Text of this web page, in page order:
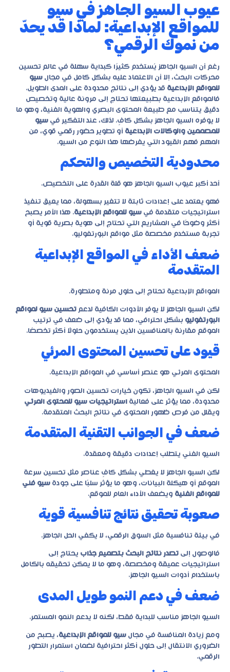
عيوب السيو الجاهز في سيو
للمواقع الإبداعية: لماذا قد يحدّ
من نموك الرقمي؟
رغم أن السيو الجاهز يُستخدم كثيرًا كبداية سهلة في عالم تحسين
محركات البحث، إلا أن الاعتماد عليه بشكل كامل في مجال سيو
للمواقع الإبداعية قد يؤدي إلى نتائج محدودة على المدى الطويل.
فالمواقع الإبداعية بطبيعتها تحتاج إلى مرونة عالية وتخصيص
دقيق يتناسب مع طبيعة المحتوى البصري والهوية الفنية، وهو ما
لا يوفره السيو الجاهز بشكل كافٍ. لذلك، عند التفكير في سيو
للمصممين والوكالات الإبداعية أو تطوير حضور رقمي قوي، من
المهم فهم القيود التي يفرضها هذا النوع من السيو.
محدودية التخصيص والتحكم
أحد أكبر عيوب السيو الجاهز هو قلة القدرة على التخصيص.
فهو يعتمد على إعدادات ثابتة لا تتغير بسهولة، مما يعيق تنفيذ
استراتيجيات متقدمة في سيو للمواقع الإبداعية. هذا الأمر يصبح
أكثر وضوحًا في المشاريع التي تحتاج إلى هوية بصرية قوية أو
تجربة مستخدم مخصصة مثل مواقع البورتفوليو.
ضعف الأداء في المواقع الإبداعية
المتقدمة
المواقع الإبداعية تحتاج إلى حلول مرنة ومتطورة.
لكن السيو الجاهز لا يوفر الأدوات الكافية لدعم تحسين سيو لمواقع
البورتفوليو بشكل احترافي، مما قد يؤدي إلى ضعف في ترتيب
الموقع مقارنة بالمنافسين الذين يستخدمون حلولًا أكثر تخصصًا.
قيود على تحسين المحتوى المرئي
المحتوى المرئي هو عنصر أساسي في المواقع الإبداعية.
لكن في السيو الجاهز، تكون خيارات تحسين الصور والفيديوهات
محدودة، مما يؤثر على فعالية استراتيجيات سيو للمحتوى المرئي
ويقلل من فرص ظهور المحتوى في نتائج البحث المتقدمة.
ضعف في الجوانب التقنية المتقدمة
السيو الفني يتطلب إعدادات دقيقة ومعقدة.
لكن السيو الجاهز لا يغطي بشكل كافٍ عناصر مثل تحسين سرعة
الموقع أو هيكلة البيانات، وهو ما يؤثر سلبًا على جودة سيو فني
للمواقع الفنية ويضعف الأداء العام للموقع.
صعوبة تحقيق نتائج تنافسية قوية
في بيئة تنافسية مثل السوق الرقمي، لا يكفي الحل الجاهز.
فالوصول إلى تصدر نتائج البحث بتصميم جذاب يحتاج إلى
استراتيجيات عميقة ومخصصة، وهو ما لا يمكن تحقيقه بالكامل
باستخدام أدوات السيو الجاهز.
ضعف في دعم النمو طويل المدى
السيو الجاهز مناسب للبداية فقط، لكنه لا يدعم النمو المستمر.
ومع زيادة المنافسة في مجال سيو للمواقع الإبداعية، يصبح من
الضروري الانتقال إلى حلول أكثر احترافية لضمان استمرار التطور
الرقمي.